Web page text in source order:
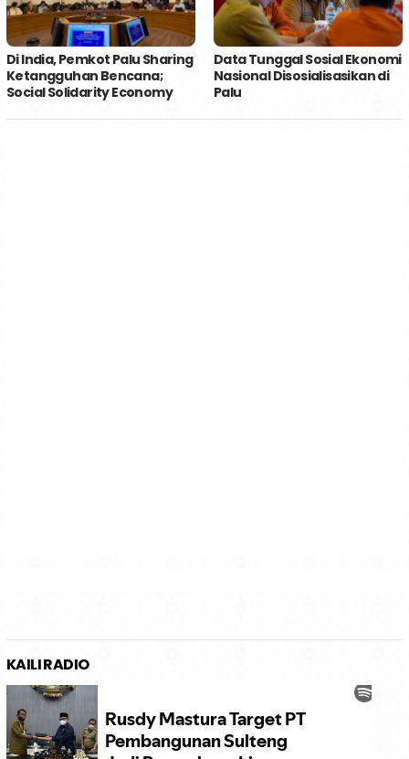
Di India, Pemkot Palu Sharing
Ketangguhan Bencana;
Social Solidarity Economy
Data Tunggal Sosial Ekonomi
Nasional Disosialisasikan di
Palu
KAILI RADIO